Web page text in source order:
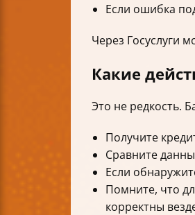
Если ошибка
Через Госуслуги
Какие
Это не редкость.
Получите
Сравните
Если
Помните, что
корректны